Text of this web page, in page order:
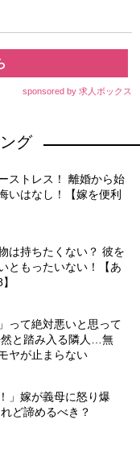
sponsored by 求人ボックス
グ
ストレス！ 離婚から始
いはなし！【嫁を便利
は持ちたくない？ 彼を
ともったいない！【あ
って絶対悪いと思って
と踏み入る隣人…無
ヤが止まらない
」嫁が義母に怒り爆
ど諦めるべき？